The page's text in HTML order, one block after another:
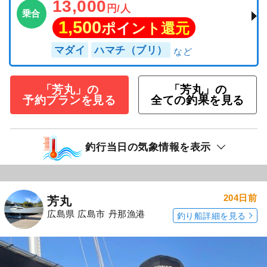
乗合 13,000 円/人
1,500ポイント還元
マダイ ハマチ（ブリ）
「芳丸」の
予約プランを見る
「芳丸」の
全ての釣果を見る
釣行当日の気象情報を表示
芳丸
広島県 広島市 丹那漁港
204日前
釣り船詳細を見る